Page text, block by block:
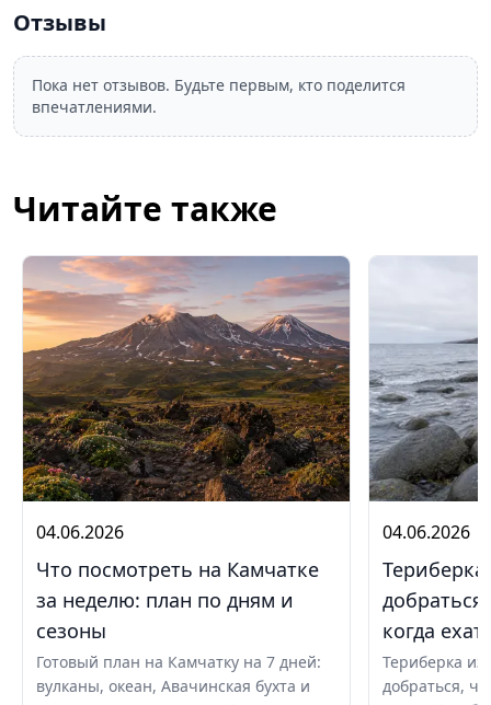
Отзывы
Пока нет отзывов. Будьте первым, кто поделится
впечатлениями.
Читайте также
04.06.2026
Что посмотреть на Камчатке
за неделю: план по дням и
сезоны
Готовый план на Камчатку на 7 дней:
вулканы, океан, Авачинская бухта и
04.06.2026
когда
Териберка
добраться,